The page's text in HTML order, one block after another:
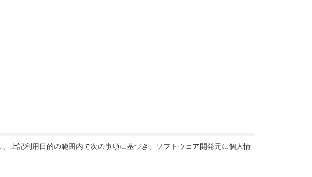
上記利用目的の範囲内で次の事項に基づき、ソフトウェア開発元に個人情